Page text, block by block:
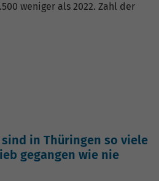
weniger als 2022. Zahl der
sind in Thüringen so viele
gegangen wie nie